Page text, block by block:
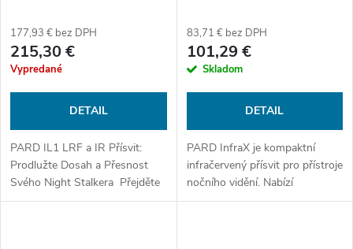
177,93 € bez DPH
215,30 €
Vypredané
DETAIL
PARD IL1 LRF a IR Přísvit:
Prodlužte Dosah a Přesnost
Svého Night Stalkera Přejděte
na další úroveň nočního vidění
83,71 € bez DPH
101,29 €
Skladom
DETAIL
PARD InfraX je kompaktní
infračervený přísvit pro přístroje
nočního vidění. Nabízí
technologii VCSEL/laser,